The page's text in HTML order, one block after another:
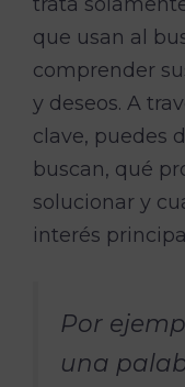
que usan al
comprender
y deseos. A
clave, puedes
buscan, qué
solucionar y
interés
Por
una